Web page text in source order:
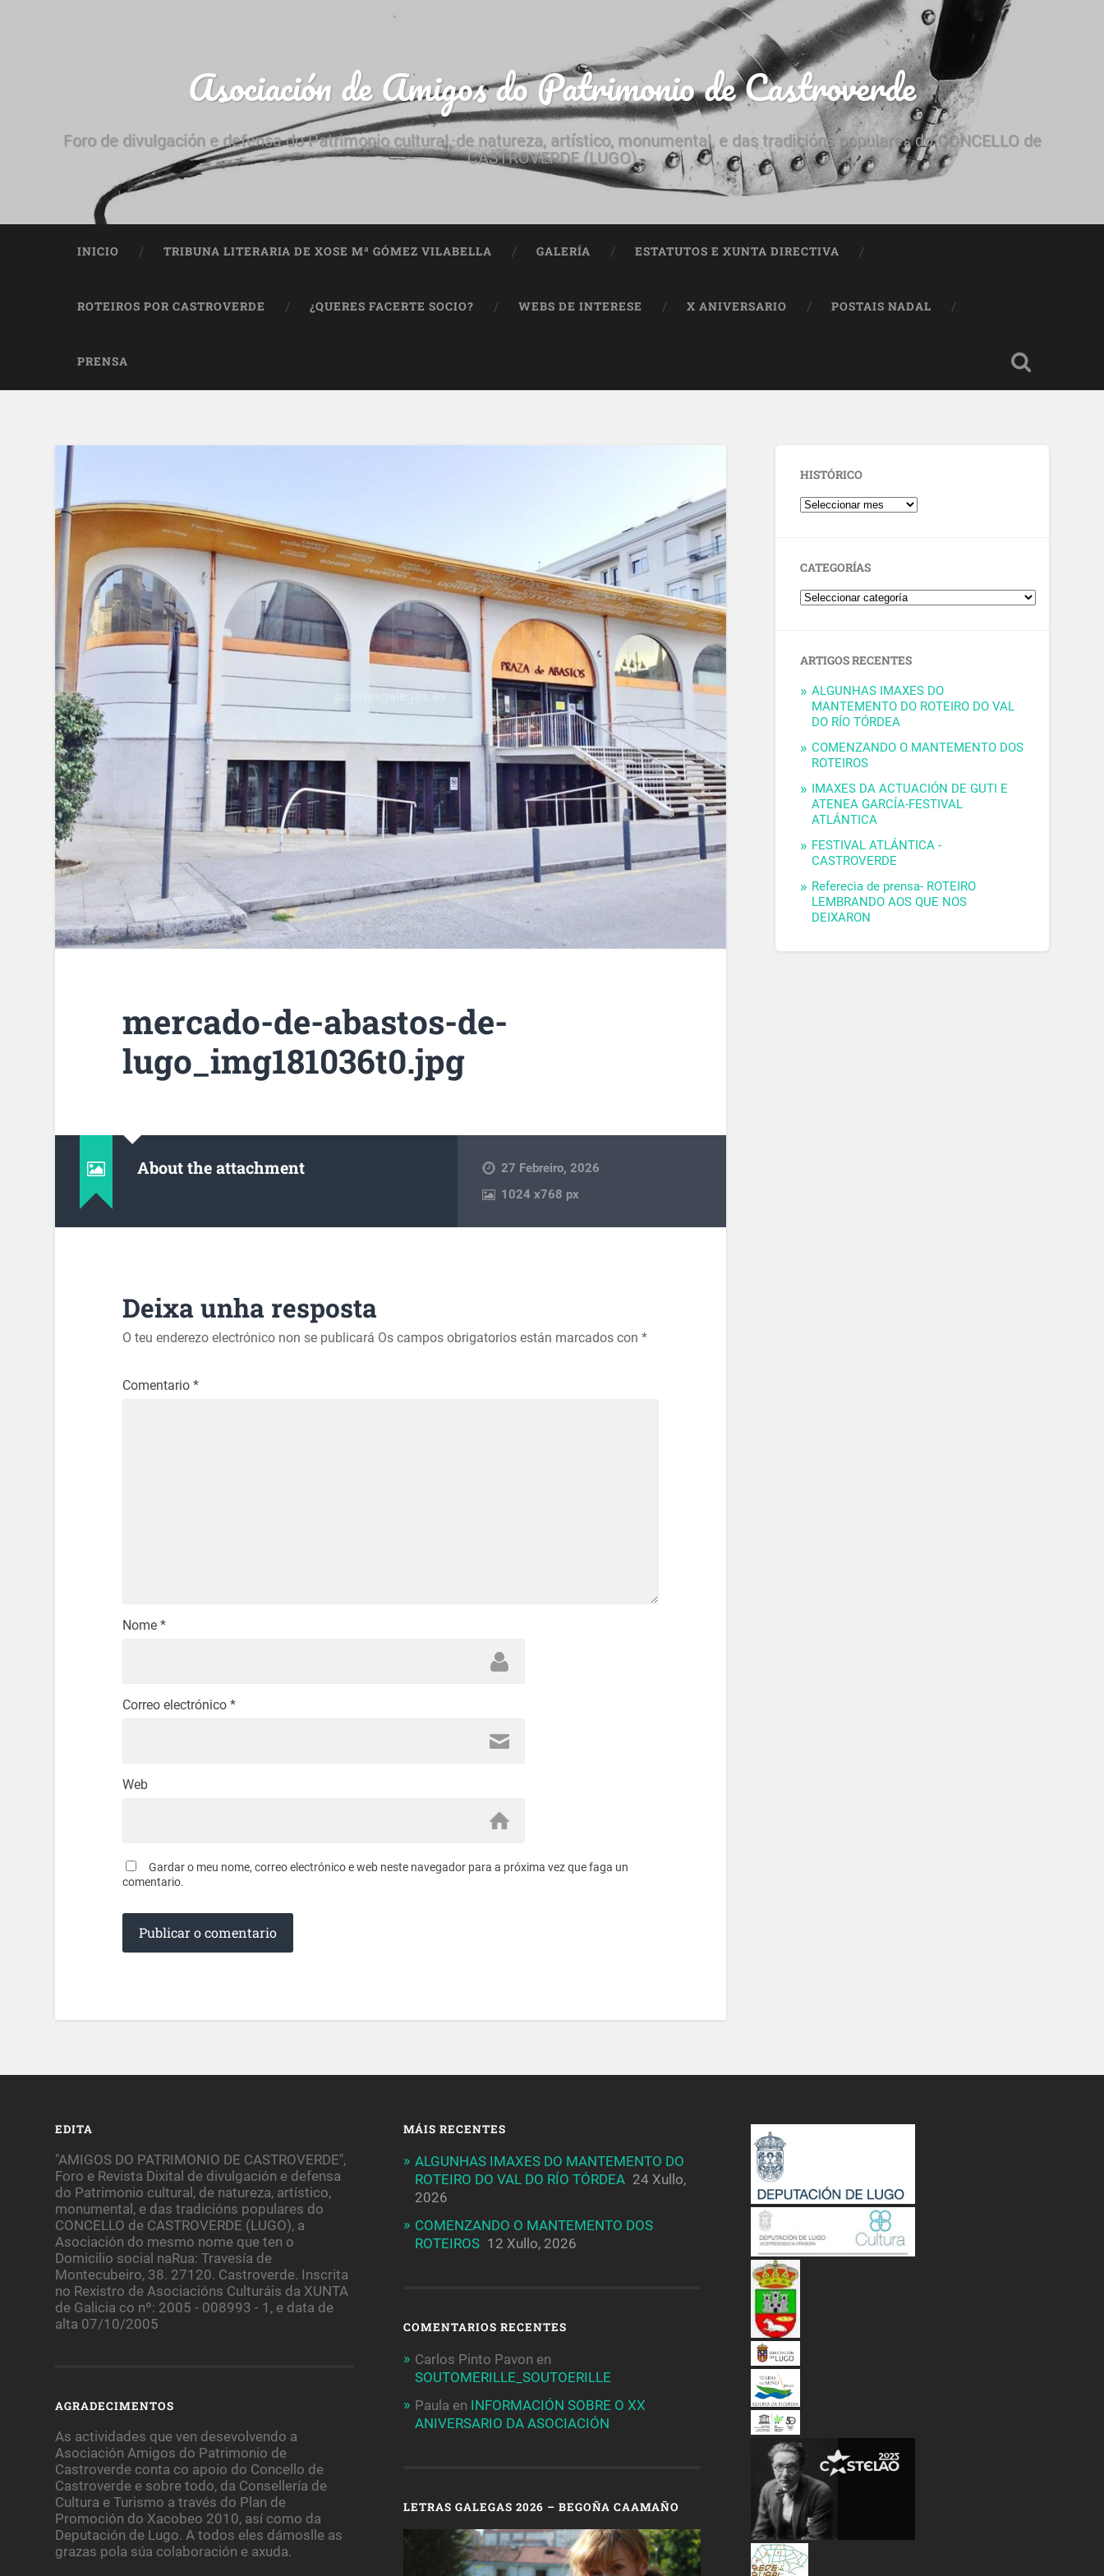
Asociación de Amigos do Patrimonio de Castroverde
Foro de divulgación e defensa do Patrimonio cultural, de natureza, artístico, monumental, e das tradicións populares do CONCELLO de
CASTROVERDE (LUGO)
INICIO TRIBUNA LITERARIA DE XOSE Mª GÓMEZ VILABELLA GALERÍA ESTATUTOS E XUNTA DIRECTIVA
ROTEIROS POR CASTROVERDE ¿QUERES FACERTE SOCIO? WEBS DE INTERESE X ANIVERSARIO POSTAIS NADAL
PRENSA
mercado-de-abastos-de-
lugo_img181036t0.jpg
About the attachment
27 Febreiro, 2026
1024x768 px
Deixa unha resposta
O teu enderezo electrónico non se publicará Os campos obrigatorios están marcados con *
Comentario *
Nome *
Correo electrónico *
Web
Gardar o meu nome, correo electrónico e web neste navegador para a próxima vez que faga un
comentario.
HISTÓRICO
CATEGORÍAS
ARTIGOS RECENTES
ALGUNHAS IMAXES DO
MANTEMENTO DO ROTEIRO DO VAL
DO RÍO TÓRDEA
COMENZANDO O MANTEMENTO DOS
ROTEIROS
IMAXES DA ACTUACIÓN DE GUTI E
ATENEA GARCÍA-FESTIVAL
ATLÁNTICA
FESTIVAL ATLÁNTICA -
CASTROVERDE
Referecia de prensa- ROTEIRO
LEMBRANDO AOS QUE NOS
DEIXARON
EDITA
"AMIGOS DO PATRIMONIO DE CASTROVERDE",
Foro e Revista Dixital de divulgación e defensa
do Patrimonio cultural, de natureza, artístico,
monumental, e das tradicións populares do
CONCELLO de CASTROVERDE (LUGO), a
Asociación do mesmo nome que ten o
Domicilio social naRua: Travesía de
Montecubeiro, 38. 27120. Castroverde. Inscrita
no Rexistro de Asociacións Culturáis da XUNTA
de Galicia co nº: 2005 - 008993 - 1, e data de
alta 07/10/2005
AGRADECIMENTOS
As actividades que ven desevolvendo a
Asociación Amigos do Patrimonio de
Castroverde conta co apoio do Concello de
Castroverde e sobre todo, da Consellería de
Cultura e Turismo a través do Plan de
Promoción do Xacobeo 2010, así como da
Deputación de Lugo. A todos eles dámoslle as
grazas pola súa colaboración e axuda.
MÁIS RECENTES
ALGUNHAS IMAXES DO MANTEMENTO DO
ROTEIRO DO VAL DO RÍO TÓRDEA 24 Xullo,
2026
COMENZANDO O MANTEMENTO DOS
ROTEIROS 12 Xullo, 2026
COMENTARIOS RECENTES
Carlos Pinto Pavon en
SOUTOMERILLE_SOUTOERILLE
Paula en INFORMACIÓN SOBRE O XX
ANIVERSARIO DA ASOCIACIÓN
LETRAS GALEGAS 2026 – BEGOÑA CAAMAÑO